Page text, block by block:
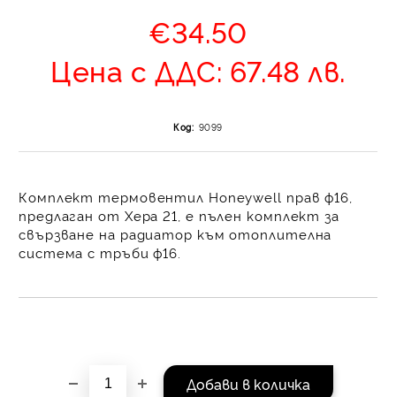
€34.50
Цена с ДДС: 67.48 лв.
Код: 9099
Комплект термовентил Honeywell прав ф16,
предлаган от Хера 21 , е пълен комплект за
свързване на радиатор къмотоплителна
система с тръби ф16
до 400 лв. / €204,52
от стойността на
стойност до 1000 лв.
на поръчката се
равни месечни вноски
За покупки на